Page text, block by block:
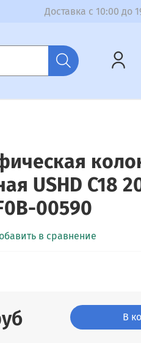
Доставка с 10:00 до
USHD C18
00590
в сравнение
В